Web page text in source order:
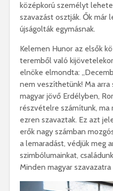
középkorú személyt
szavazást osztják. Ők már
újságolták egymásnak.
Kelemen Hunor az elsők
teremből való
elnöke elmondta:
nem veszíthetünk! Ma arra
magyar jövő Erdélyben,
részvételre számítunk, ma
ezren szavaztak. Ez azt
erők nagy számban
a lemaradást, védjük meg
szimbólumainkat,
Minden magyar szavazatra